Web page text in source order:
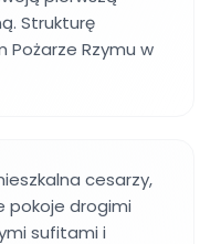
Strukturę
Pożarze Rzymu w
cesarzy,
pokoje drogimi
sufitami i